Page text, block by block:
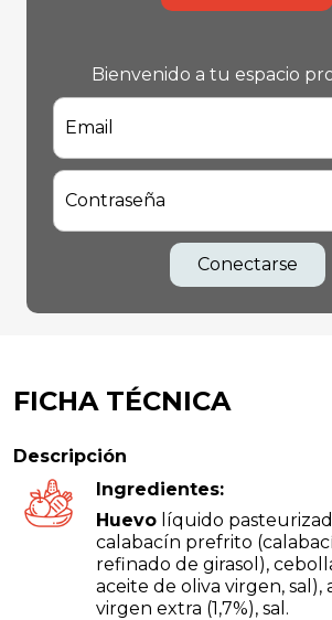
Bienvenido a tu espacio
Email
Contraseña
Conectarse
FICHA TÉCNICA
Descripción
Ingredientes:
Huevo líquido
calabacín prefrito
refinado de girasol),
aceite de oliva virgen, sal),
virgen extra (1,7%), sal.